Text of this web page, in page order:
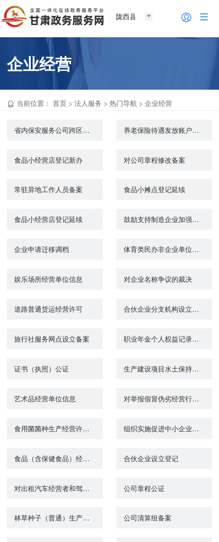
陇西县
企业经营
当前位置： 首页 >法人服务 >热门导航 >企业经营
省内保安服务公司跨区经营备案查询 养老保险待遇发放账户维护申请（城镇企业职工基本养老保险）
食品小经营店登记新办 对公司章程修改备案
常驻异地工作人员备案 食品小摊点登记延续
食品小经营店登记延续 鼓励支持制造企业加强服务型制造发展政策咨询
企业申请迁移调档 体育类民办非企业单位申请登记审查
娱乐场所经营单位信息 对企业名称争议的裁决
道路普通货运经营许可 合伙企业分支机构设立登记
旅行社服务网点设立备案 职业年金个人权益记录单查询打印
证书（执照）公证 生产建设项目水土保持设施自主验收备案
艺术品经营单位信息 对举报假冒伪劣经营行为的奖励
食用菌菌种生产经营许可证核发（母种、原种） 组织实施促进中小企业和民营经济发展政策咨询
食品（含保健食品）经营许可首次申请 合伙企业设立登记
对出租汽车经营者和驾驶员先进事迹的表彰和奖励 公司章程公证
林草种子（普通）生产经营许可证核发 公司清算组备案